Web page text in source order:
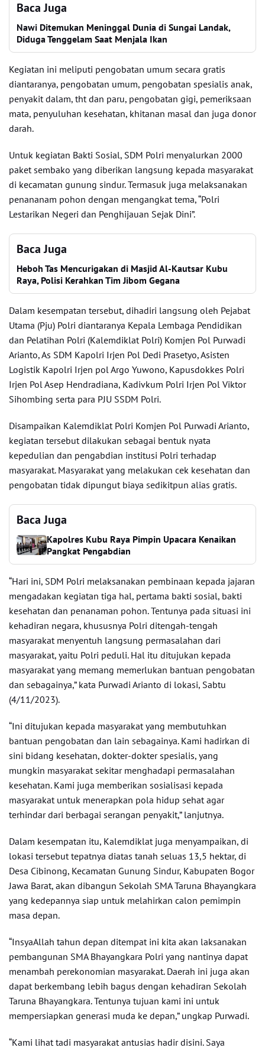
Baca Juga
Nawi Ditemukan Meninggal Dunia di Sungai Landak,
Diduga Tenggelam Saat Menjala Ikan
Kegiatan ini meliputi pengobatan umum secara gratis
diantaranya, pengobatan umum, pengobatan spesialis anak,
penyakit dalam, tht dan paru, pengobatan gigi, pemeriksaan
mata, penyuluhan kesehatan, khitanan masal dan juga donor
darah.
Untuk kegiatan Bakti Sosial, SDM Polri menyalurkan 2000
paket sembako yang diberikan langsung kepada masyarakat
di kecamatan gunung sindur. Termasuk juga melaksanakan
penananam pohon dengan mengangkat tema, “Polri
Lestarikan Negeri dan Penghijauan Sejak Dini”.
Baca Juga
Heboh Tas Mencurigakan di Masjid Al-Kautsar Kubu
Raya, Polisi Kerahkan Tim Jibom Gegana
Dalam kesempatan tersebut, dihadiri langsung oleh Pejabat
Utama (Pju) Polri diantaranya Kepala Lembaga Pendidikan
dan Pelatihan Polri (Kalemdiklat Polri) Komjen Pol Purwadi
Arianto, As SDM Kapolri Irjen Pol Dedi Prasetyo, Asisten
Logistik Kapolri Irjen pol Argo Yuwono, Kapusdokkes Polri
Irjen Pol Asep Hendradiana, Kadivkum Polri Irjen Pol Viktor
Sihombing serta para PJU SSDM Polri.
Disampaikan Kalemdiklat Polri Komjen Pol Purwadi Arianto,
kegiatan tersebut dilakukan sebagai bentuk nyata
kepedulian dan pengabdian institusi Polri terhadap
masyarakat. Masyarakat yang melakukan cek kesehatan dan
pengobatan tidak dipungut biaya sedikitpun alias gratis.
Baca Juga
Kapolres Kubu Raya Pimpin Upacara Kenaikan
Pangkat Pengabdian
“Hari ini, SDM Polri melaksanakan pembinaan kepada jajaran
mengadakan kegiatan tiga hal, pertama bakti sosial, bakti
kesehatan dan penanaman pohon. Tentunya pada situasi ini
kehadiran negara, khususnya Polri ditengah-tengah
masyarakat menyentuh langsung permasalahan dari
masyarakat, yaitu Polri peduli. Hal itu ditujukan kepada
masyarakat yang memang memerlukan bantuan pengobatan
dan sebagainya,” kata Purwadi Arianto di lokasi, Sabtu
(4/11/2023).
“Ini ditujukan kepada masyarakat yang membutuhkan
bantuan pengobatan dan lain sebagainya. Kami hadirkan di
sini bidang kesehatan, dokter-dokter spesialis, yang
mungkin masyarakat sekitar menghadapi permasalahan
kesehatan. Kami juga memberikan sosialisasi kepada
masyarakat untuk menerapkan pola hidup sehat agar
terhindar dari berbagai serangan penyakit,” lanjutnya.
Dalam kesempatan itu, Kalemdiklat juga menyampaikan, di
lokasi tersebut tepatnya diatas tanah seluas 13,5 hektar, di
Desa Cibinong, Kecamatan Gunung Sindur, Kabupaten Bogor
Jawa Barat, akan dibangun Sekolah SMA Taruna Bhayangkara
yang kedepannya siap untuk melahirkan calon pemimpin
masa depan.
“InsyaAllah tahun depan ditempat ini kita akan laksanakan
pembangunan SMA Bhayangkara Polri yang nantinya dapat
menambah perekonomian masyarakat. Daerah ini juga akan
dapat berkembang lebih bagus dengan kehadiran Sekolah
Taruna Bhayangkara. Tentunya tujuan kami ini untuk
mempersiapkan generasi muda ke depan,” ungkap Purwadi.
“Kami lihat tadi masyarakat antusias hadir disini. Saya